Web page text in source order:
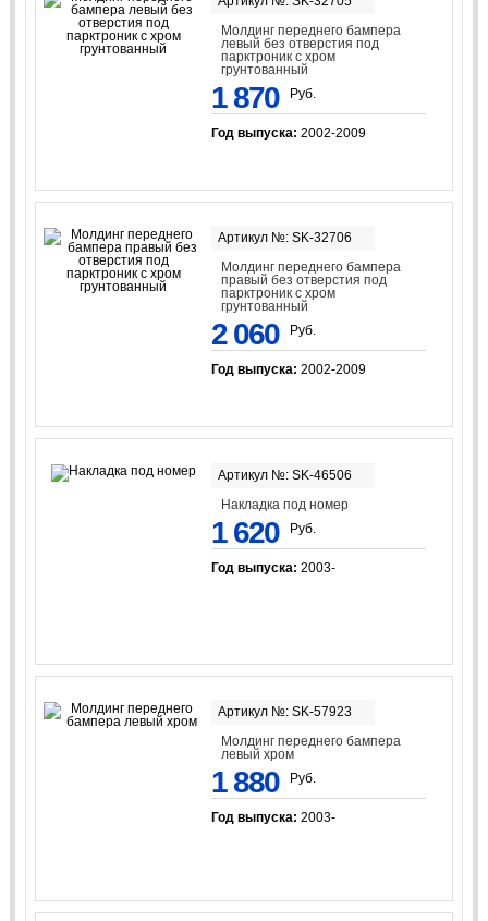
Молдинг переднего бампера
левый без отверстия под
парктроник с хром
грунтованный
1 870 Руб.
Год выпуска: 2002-2009
Артикул №: SK-32706
Молдинг переднего бампера
правый без отверстия под
парктроник с хром
грунтованный
2 060 Руб.
Год выпуска: 2002-2009
Артикул №: SK-46506
Накладка под номер
1 620 Руб.
Год выпуска: 2003-
Артикул №: SK-57923
Молдинг переднего бампера
левый хром
1 880 Руб.
Год выпуска: 2003-